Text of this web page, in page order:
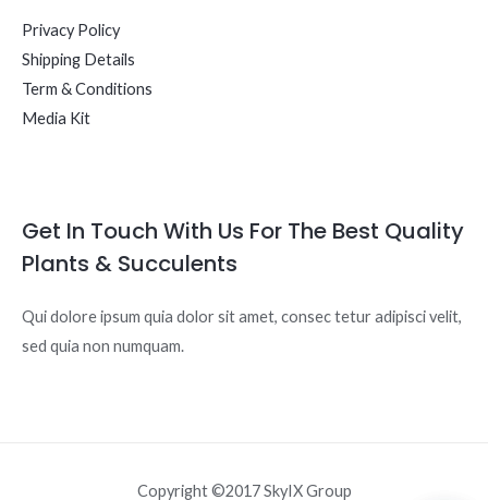
Privacy Policy
Shipping Details
Term & Conditions
Media Kit
Get In Touch With Us For The Best Quality
Plants & Succulents
Qui dolore ipsum quia dolor sit amet, consec tetur adipisci velit,
sed quia non numquam.
Copyright ©2017 SkyIX Group